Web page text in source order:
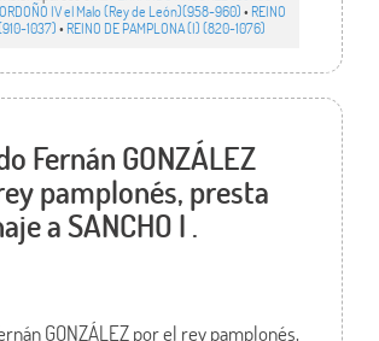
ORDOÑO IV el Malo (Rey de León)(958-960)• REINO
1037)• REINO DE PAMPLONA (I) (820-1076)
Fernán GONZÁLEZ
pamplonés, presta
a SANCHO I .
GONZÁLEZ por el rey pamplonés,